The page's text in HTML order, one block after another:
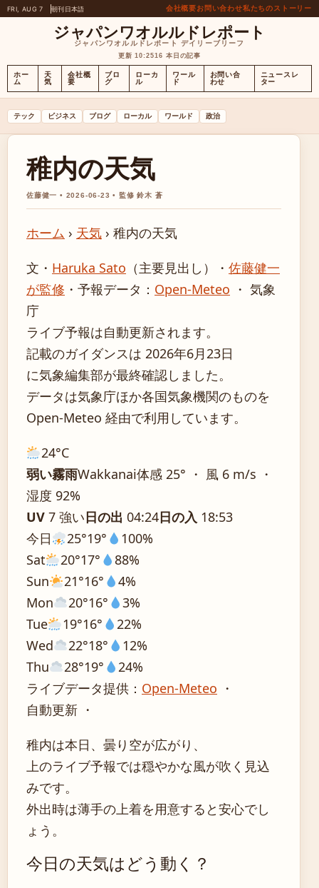
FRI, AUG 7 朝刊日本語 会社概要お問い合わせ私たちのストーリー
ジャパンワオルルドレポート
ジャパンワオルルドレポート デイリーブリーフ
更新 10:2516 本日の記事
ホー
ム
天
気
会社概
要
ブロ
グ
ローカ
ル
ワール
ド
お問い合
わせ
ニュースレ
ター
テック ビジネス ブログ ローカル ワールド 政治
稚内の天気
佐藤健一 • 2026-06-23 • 監修 鈴木 蒼
ホーム › 天気 › 稚内の天気
文・ Haruka Sato （主要見出し） ・ 佐藤健一
が監修 ・ 予報データ： Open-Meteo ・ 気象
庁
ライブ予報は自動更新されます。
記載のガイダンスは 2026年6月23日
に気象編集部が最終確認しました。
データは気象庁ほか各国気象機関のものを
Open-Meteo 経由で利用しています。
24°C
弱い霧雨Wakkanai体感 25° ・ 風 6 m/s ・
湿度 92%
UV 7 強い日の出 04:24日の入 18:53
今日
25°19°
100%
Sat
20°17°
88%
Sun
21°16°
4%
Mon
20°16°
3%
Tue
19°16°
22%
Wed
22°18°
12%
Thu
28°19°
24%
ライブデータ提供： Open-Meteo ・
自動更新 ・
稚内は本日、曇り空が広がり、
上のライブ予報では穏やかな風が吹く見込
みです。
外出時は薄手の上着を用意すると安心でし
ょう。
今日の天気はどう動く？